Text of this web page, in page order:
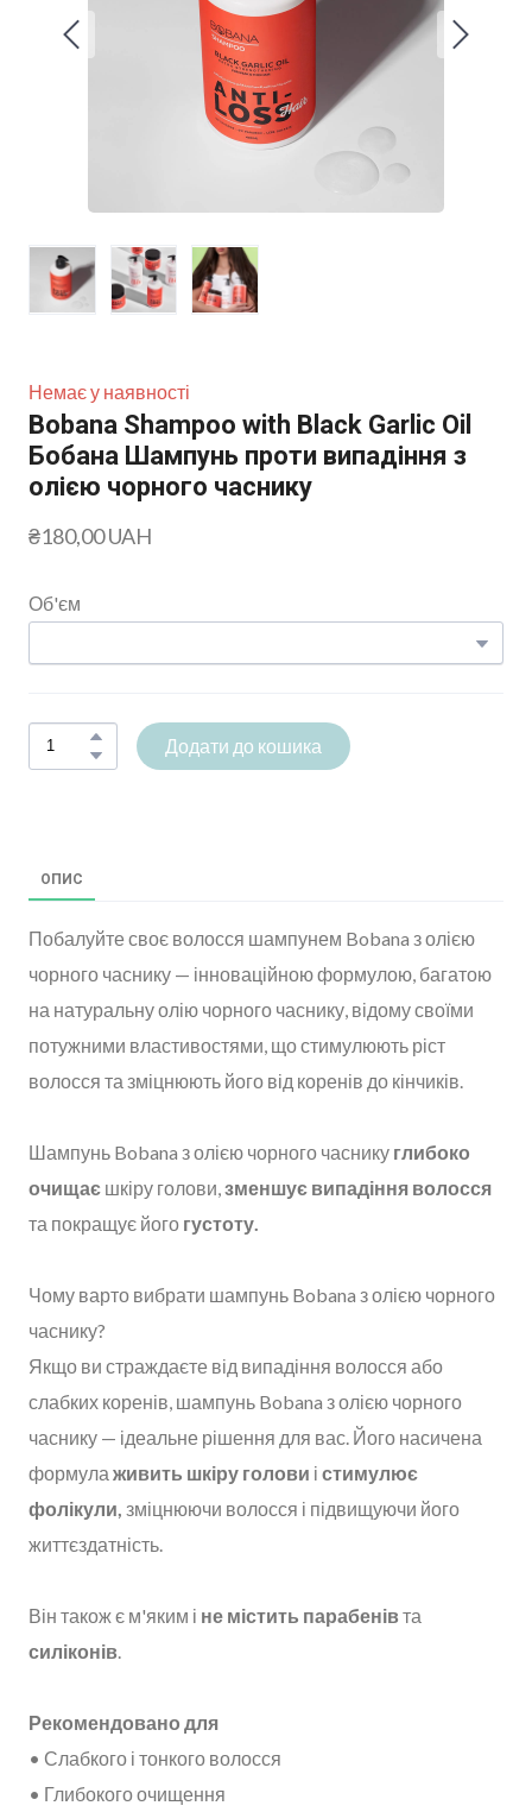
Немає у наявності
Bobana Shampoo with Black Garlic Oil
Бобана Шампунь проти випадіння з
олією чорного часнику
₴180,00 UAH
Об'єм
Додати до кошика
ОПИС
Побалуйте своє волосся шампунем Bobana з олією
чорного часнику — інноваційною формулою, багатою
на натуральну олію чорного часнику, відому своїми
потужними властивостями, що стимулюють ріст
волосся та зміцнюють його від коренів до кінчиків.
Шампунь Bobana з олією чорного часнику глибоко
очищає шкіру голови, зменшує випадіння волосся
та покращує його густоту.
Чому варто вибрати шампунь Bobana з олією чорного
часнику?
Якщо ви страждаєте від випадіння волосся або
слабких коренів, шампунь Bobana з олією чорного
часнику — ідеальне рішення для вас. Його насичена
формула живить шкіру голови і стимулює
фолікули, зміцнюючи волосся і підвищуючи його
життєздатність.
Він також є м'яким і не містить парабенів та
силіконів
Рекомендовано для
• Слабкого і тонкого волосся
• Глибокого очищення